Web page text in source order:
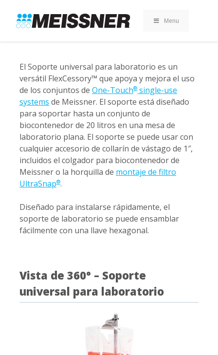
search
footer
contenido
Menu
El Soporte universal para laboratorio es un
versátil FlexCessory™ que apoya y mejora el uso
de los conjuntos de One-Touch® single-use
systems de Meissner. El soporte está diseñado
para soportar hasta un conjunto de
biocontenedor de 20 litros en una mesa de
laboratorio plana. El soporte se puede usar con
cualquier accesorio de collarín de vástago de 1″,
incluidos el colgador para biocontenedor de
Meissner o la horquilla de montaje de filtro
UltraSnap®.
Diseñado para instalarse rápidamente, el
soporte de laboratorio se puede ensamblar
fácilmente con una llave hexagonal.
Vista de 360° – Soporte
universal para laboratorio